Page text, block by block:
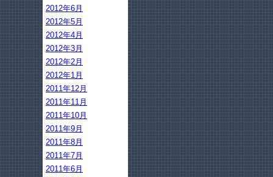
2012年6月
2012年5月
2012年4月
2012年3月
2012年2月
2012年1月
2011年12月
2011年11月
2011年10月
2011年9月
2011年8月
2011年7月
2011年6月